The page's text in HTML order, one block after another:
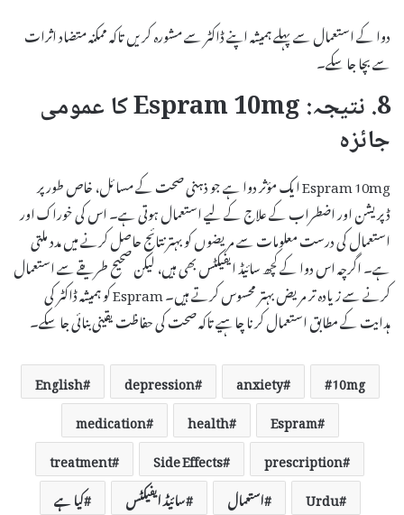
دوا کے استعمال سے پہلے ہمیشہ اپنے ڈاکٹر سے مشورہ کریں تاکہ ممکنہ متضاد اثرات
سے بچا جا سکے۔
8. نتیجہ: Espram 10mg کا عمومی
جائزہ
Espram 10mg ایک مؤثر دوا ہے جو ذہنی صحت کے مسائل، خاص طور پر
ڈپریشن اور اضطراب کے علاج کے لیے استعمال ہوتی ہے۔ اس کی خوراک اور
استعمال کی درست معلومات سے مریضوں کو بہتر نتائج حاصل کرنے میں مدد ملتی
ہے۔ اگرچہ اس دوا کے کچھ سائیڈ ایفیکٹس بھی ہیں، لیکن صحیح طریقے سے استعمال
کرنے سے زیادہ تر مریض بہتر محسوس کرتے ہیں۔ Espram کو ہمیشہ ڈاکٹر کی
ہدایت کے مطابق استعمال کرنا چاہیے تاکہ صحت کی حفاظت یقینی بنائی جا سکے۔
10mg
anxiety
depression
English
Espram
health
medication
prescription
Side Effects
treatment
Urdu
استعمال سائیڈ ایفیکٹس
کیا ہے